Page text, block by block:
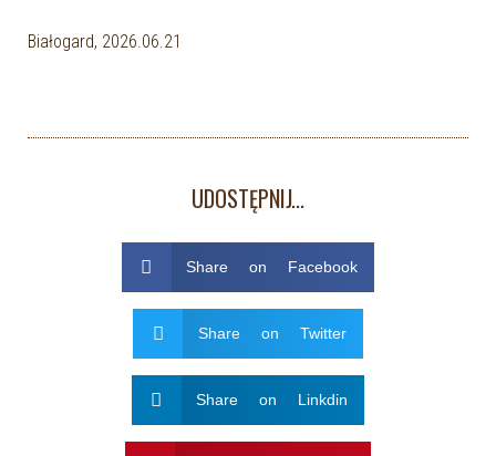
Białogard, 2026.06.21
UDOSTĘPNIJ...
Share on Facebook
Share on Twitter
Share on Linkdin